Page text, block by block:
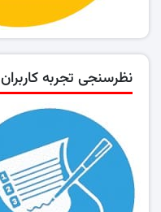
نظرسنجی تجربه کاربران